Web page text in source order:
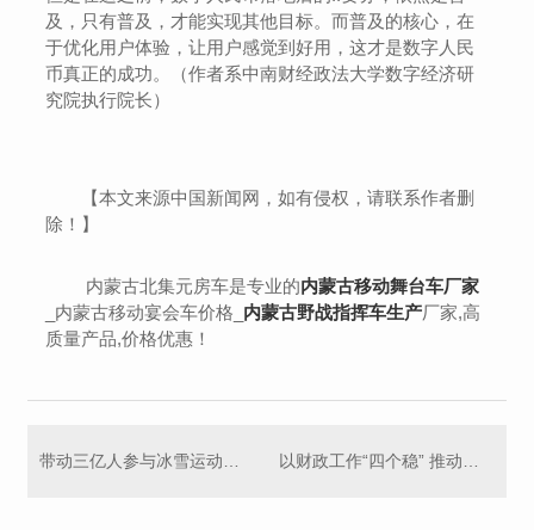
及，只有普及，才能实现其他目标。而普及的核心，在
于优化用户体验，让用户感觉到好用，这才是数字人民
币真正的成功。（作者系中南财经政法大学数字经济研
究院执行院长）
【本文来源中国新闻网，如有侵权，请联系作者删
除！】
内蒙古北集元房车是专业的内蒙古移动舞台车厂家
_内蒙古移动宴会车价格_ 内蒙古野战指挥车生产厂家,高
质量产品,价格优惠！